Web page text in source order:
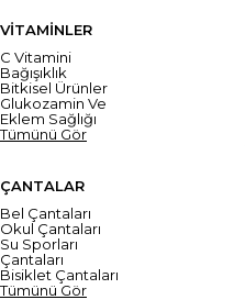
VİTAMİNLER
C Vitamini
Bağışıklık
Bitkisel Ürünler
Glukozamin Ve
Eklem Sağlığı
Tümünü Gör
ÇANTALAR
Bel Çantaları
Okul Çantaları
Su Sporları
Çantaları
Bisiklet Çantaları
Tümünü Gör